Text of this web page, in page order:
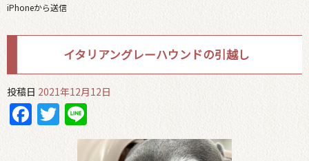
iPhoneから送信
イタリアングレーハウンドの引越し
投稿日 2021年12月12日
Facebook
Twitter